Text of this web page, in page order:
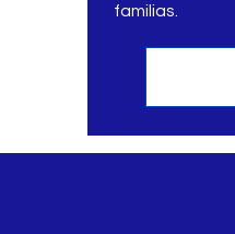
familias.